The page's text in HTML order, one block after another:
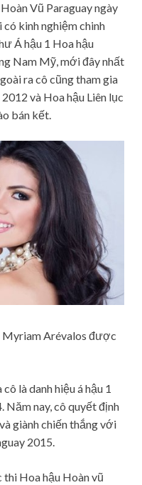
Vũ Paraguay ngày
kinh nghiệm chinh
Á hậu 1 Hoa hậu
Nam Mỹ, mới đây nhất
ra cô cũng tham gia
và Hoa hậu Liên lục
bán kết.
Myriam Arévalos được
là danh hiệu á hậu 1
Năm nay, cô quyết định
giành chiến thắng với
2015.
thi Hoa hậu Hoàn vũ